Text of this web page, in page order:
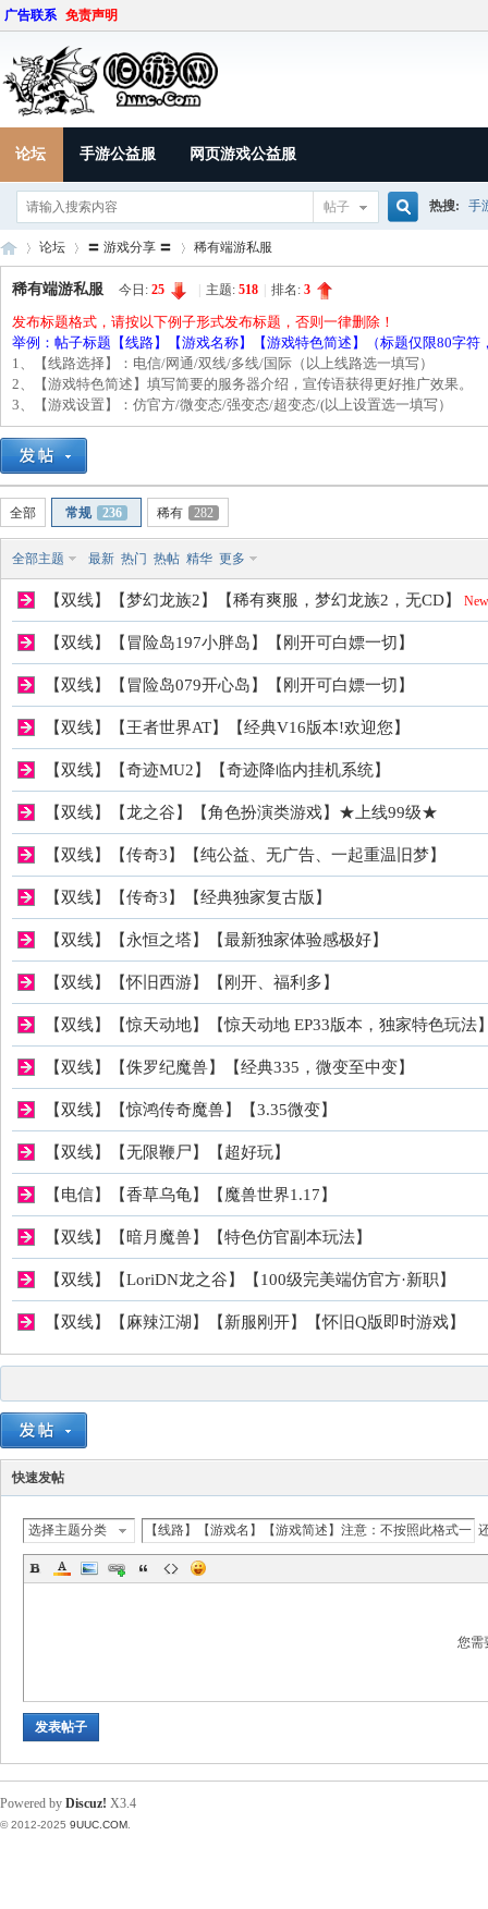
广告联系 免责声明
论坛 手游公益服 网页游戏公益服
帖子
索
热搜: 手
9U
稀
服
»
论坛
›
〓 游戏分享 〓 稀有端游私服
稀有端游私服 今日: 25 主题: 518 排名: 3
发布标题格式，请按以下例子形式发布标题，否则一律删除！
举例：帖子标题【线路】【游戏名称】【游戏特色简述】（标题仅限80字符
1、【线路选择】：电信/网通/双线/多线/国际（以上线路选一填写）
2、【游戏特色简述】填写简要的服务器介绍，宣传语获得更好推广效果
3、【游戏设置】：仿官方/微变态/强变态/超变态/(以上设置选一填写）
全部 常规 236 稀有 282
全部主题 最新 热门 热帖 精华 更多
【双线】【梦幻龙族2】【稀有爽服，梦幻龙族2，无CD】 New
【双线】【冒险岛197小胖岛】【刚开可白嫖一切】
【双线】【冒险岛079开心岛】【刚开可白嫖一切】
【双线】【王者世界AT】【经典V16版本!欢迎您】
【双线】【奇迹MU2】【奇迹降临内挂机系统】
【双线】【龙之谷】【角色扮演类游戏】★上线99级★
【双线】【传奇3】【纯公益、无广告、一起重温旧梦】
【双线】【传奇3】【经典独家复古版】
【双线】【永恒之塔】【最新独家体验感极好】
【双线】【怀旧西游】【刚开、福利多】
【双线】【惊天动地】【惊天动地 EP33版本，独家特色玩法
【双线】【侏罗纪魔兽】【经典335，微变至中变】
【双线】【惊鸿传奇魔兽】【3.35微变】
【双线】【无限鞭尸】【超好玩】
【电信】【香草乌龟】【魔兽世界1.17】
【双线】【暗月魔兽】【特色仿官副本玩法】
【双线】【LoriDN龙之谷】【100级完美端仿官方·新职】
【双线】【麻辣江湖】【新服刚开】【怀旧Q版即时游戏】
快速发帖
选择主题分类
您需
发表帖子
Powered by Discuz! X3.4
© 2012-2025 9UUC.COM